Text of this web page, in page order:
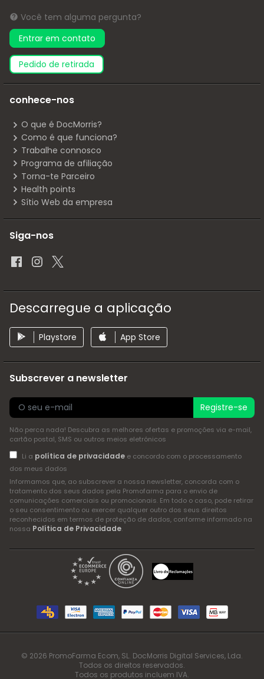
Você tem alguma pergunta?
Entrar em contato
pedido de retirada
conhece-nos
O que é DocMorris?
Como é que funciona?
Trabalhe connosco
Programa de afiliação
Torna-te Parceiro
Health points
Sítio Web da empresa
Siga-nos
Descarregue a aplicação
Playstore App Store
Subscrever a newsletter
Registre-se
Não perca nada! Descubra as melhores ofertas e promoções via e-mail,
cartão postal, SMS ou outros meios eletrónicos
Li a política de privacidadee concordo com o processamento
dos meus dados
Informamos que, ao subscrever a nossa newsletter, concorda com o
tratamento dos seus dados pela Promofarma para o envio de
comunicações comerciais ou promocionais. Em todo o caso, pode retirar
o seu consentimento ou exercer qualquer outro dos seus direitos
reconhecidos em termos de proteção de dados, conforme informado na
nossa Política de Privacidade.
© 2026 PromoFarma Ecom, SL. DocMorris Digital Services, Lda.
Todos os direitos reservados.
Todos os produtos incluem IVA.